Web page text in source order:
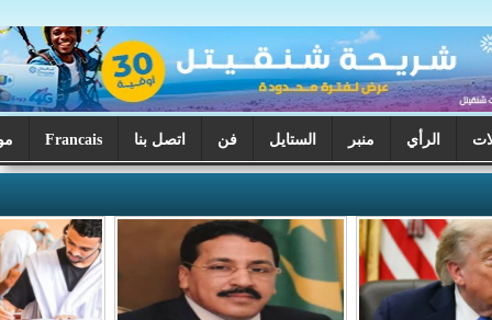
الستايل فن اتصل بنا Francais موريتانيا اليوم